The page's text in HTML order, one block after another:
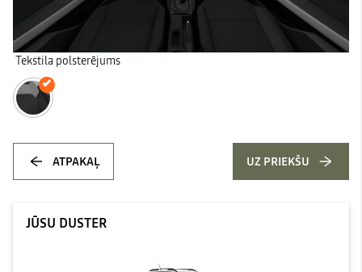
Tekstila polsterējums
ATPAKAĻ UZ PRIEKŠU
JŪSU DUSTER